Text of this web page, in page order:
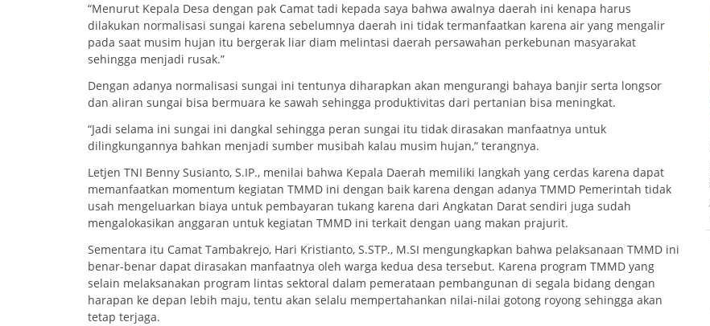
“Menurut Kepala Desa dengan pak Camat tadi kepada saya bahwa awalnya daerah ini kenapa harus
dilakukan normalisasi sungai karena sebelumnya daerah ini tidak termanfaatkan karena air yang mengalir
pada saat musim hujan itu bergerak liar diam melintasi daerah persawahan perkebunan masyarakat
sehingga menjadi rusak.”
Dengan adanya normalisasi sungai ini tentunya diharapkan akan mengurangi bahaya banjir serta longsor
dan aliran sungai bisa bermuara ke sawah sehingga produktivitas dari pertanian bisa meningkat.
“Jadi selama ini sungai ini dangkal sehingga peran sungai itu tidak dirasakan manfaatnya untuk
dilingkungannya bahkan menjadi sumber musibah kalau musim hujan,” terangnya.
Letjen TNI Benny Susianto, S.IP., menilai bahwa Kepala Daerah memiliki langkah yang cerdas karena dapat
memanfaatkan momentum kegiatan TMMD ini dengan baik karena dengan adanya TMMD Pemerintah tidak
usah mengeluarkan biaya untuk pembayaran tukang karena dari Angkatan Darat sendiri juga sudah
mengalokasikan anggaran untuk kegiatan TMMD ini terkait dengan uang makan prajurit.
Sementara itu Camat Tambakrejo, Hari Kristianto, S.STP., M.SI mengungkapkan bahwa pelaksanaan TMMD ini
benar-benar dapat dirasakan manfaatnya oleh warga kedua desa tersebut. Karena program TMMD yang
selain melaksanakan program lintas sektoral dalam pemerataan pembangunan di segala bidang dengan
harapan ke depan lebih maju, tentu akan selalu mempertahankan nilai-nilai gotong royong sehingga akan
tetap terjaga.